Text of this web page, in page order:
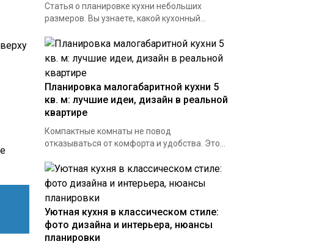
Статья о планировке кухни небольших
размеров. Вы узнаете, какой кухонный...
Планировка малогабаритной кухни 5
кв. м: лучшие идеи, дизайн в реальной
квартире
Компактные комнаты не повод
отказываться от комфорта и удобства. Это...
Уютная кухня в классическом стиле:
фото дизайна и интерьера, нюансы
планировки